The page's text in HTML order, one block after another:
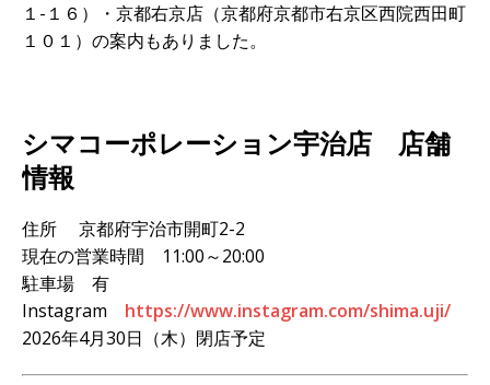
１-１６）・京都右京店（京都府京都市右京区西院西田町
１０１）の案内もありました。
シマコーポレーション宇治店 店舗
情報
住所 京都府宇治市開町2-2
現在の営業時間 11:00～20:00
駐車場 有
Instagram https://www.instagram.com/shima.uji/
2026年4月30日（木）閉店予定